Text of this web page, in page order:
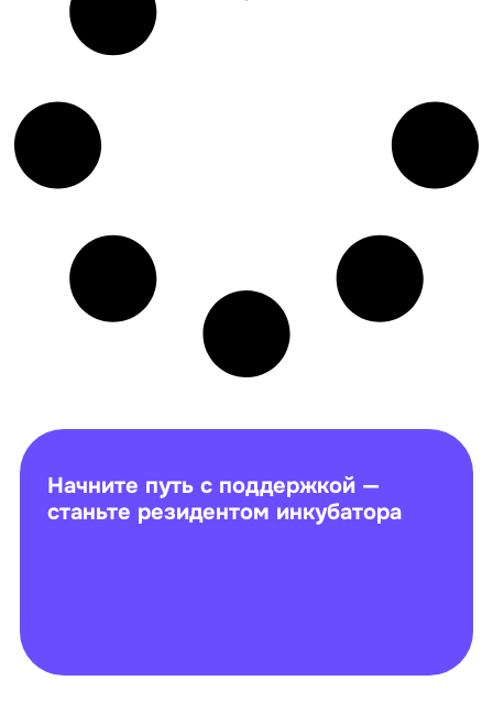
Начните путь с поддержкой —
станьте резидентом инкубатора